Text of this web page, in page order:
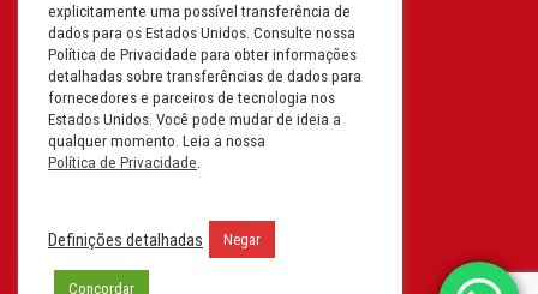
Filial: Rua em Projeto G, 728 – Letra A
B C D
Tabuleiro do Martins – Maceió -
Alagoas
CEP. 57081-036 | CNPJ:
61.193.496/0014-76
Filial: Mavalerio, USA Inc.
11990 N Lakeridge Pkwy
explicitamente uma possível transferência de
dados para os Estados Unidos. Consulte nossa
Política de Privacidade para obter informações
detalhadas sobre transferências de dados para
fornecedores e parceiros de tecnologia nos
Estados Unidos. Você pode mudar de ideia a
qualquer momento. Leia a nossa
Política de Privacidade.
Definições detalhadas Negar
Concordar